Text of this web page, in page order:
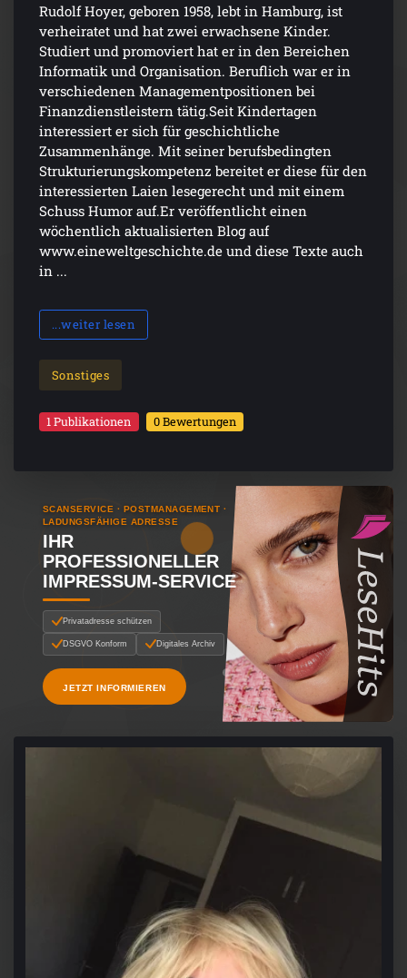
Rudolf Hoyer, geboren 1958, lebt in Hamburg, ist
verheiratet und hat zwei erwachsene Kinder.
Studiert und promoviert hat er in den Bereichen
Informatik und Organisation. Beruflich war er in
verschiedenen Managementpositionen bei
Finanzdienstleistern tätig.Seit Kindertagen
interessiert er sich für geschichtliche
Zusammenhänge. Mit seiner berufsbedingten
Strukturierungskompetenz bereitet er diese für den
interessierten Laien lesegerecht und mit einem
Schuss Humor auf.Er veröffentlicht einen
wöchentlich aktualisierten Blog auf
www.eineweltgeschichte.de und diese Texte auch
in ...
...weiter lesen
Sonstiges
1 Publikationen 0 Bewertungen
SCANSERVICE · POSTMANAGEMENT ·
LADUNGSFÄHIGE ADRESSE
IHR
PROFESSIONELLER
IMPRESSUM-SERVICE
Privatadresse schützen
DSGVO Konform Digitales Archiv
JETZT INFORMIEREN